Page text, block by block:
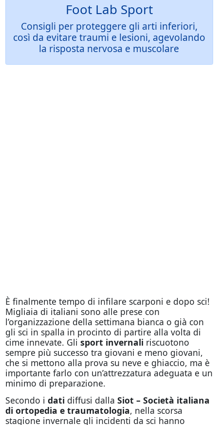
Foot Lab Sport
Consigli per proteggere gli arti inferiori,
così da evitare traumi e lesioni, agevolando
la risposta nervosa e muscolare
È finalmente tempo di infilare scarponi e dopo sci!
Migliaia di italiani sono alle prese con
l’organizzazione della settimana bianca o già con
gli sci in spalla in procinto di partire alla volta di
cime innevate. Gli sport invernali riscuotono
sempre più successo tra giovani e meno giovani,
che si mettono alla prova su neve e ghiaccio, ma è
importante farlo con un’attrezzatura adeguata e un
minimo di preparazione.
Secondo i dati diffusi dalla Siot – Società italiana
di ortopedia e traumatologia, nella scorsa
stagione invernale gli incidenti da sci hanno